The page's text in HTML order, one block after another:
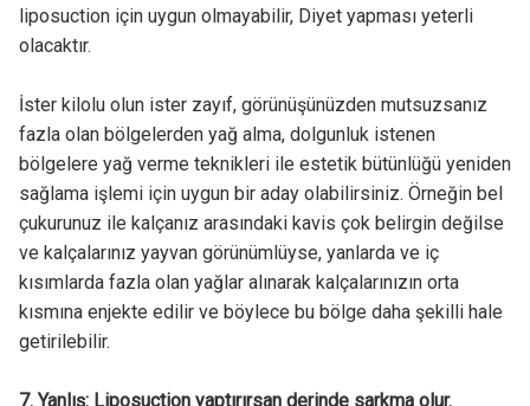
liposuction için uygun olmayabilir, Diyet yapması yeterli
olacaktır.
İster kilolu olun ister zayıf, görünüşünüzden mutsuzsanız
fazla olan bölgelerden yağ alma, dolgunluk istenen
bölgelere yağ verme teknikleri ile estetik bütünlüğü yeniden
sağlama işlemi için uygun bir aday olabilirsiniz. Örneğin bel
çukurunuz ile kalçanız arasındaki kavis çok belirgin değilse
ve kalçalarınız yayvan görünümlüyse, yanlarda ve iç
kısımlarda fazla olan yağlar alınarak kalçalarınızın orta
kısmına enjekte edilir ve böylece bu bölge daha şekilli hale
getirilebilir.
7. Yanlış: Liposuction yaptırırsan derinde sarkma olur.